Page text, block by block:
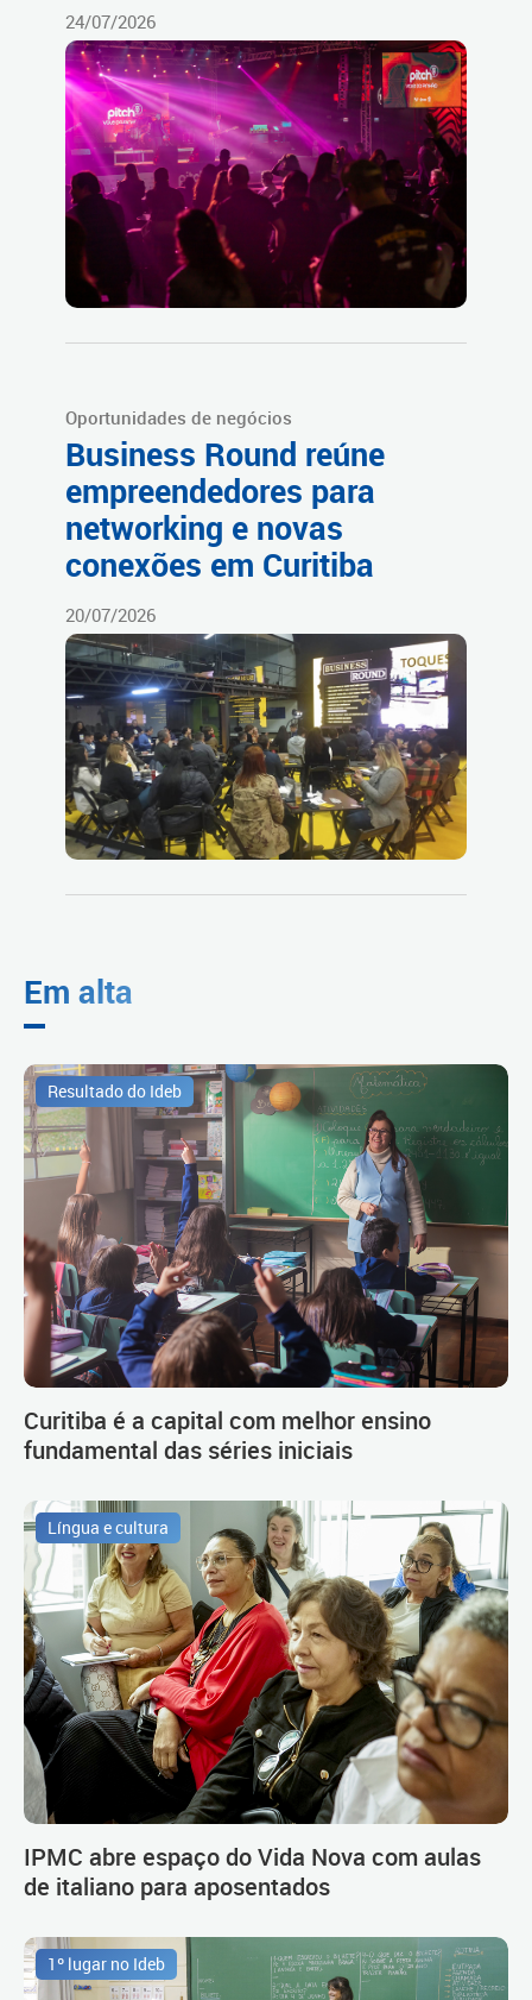
24/07/2026
Oportunidades de negócios
Business Round reúne
empreendedores para
networking e novas
conexões em Curitiba
20/07/2026
Em alta
Resultado do Ideb
Curitiba é a capital com melhor ensino
fundamental das séries iniciais
Língua e cultura
IPMC abre espaço do Vida Nova com aulas
de italiano para aposentados
1º lugar no Ideb